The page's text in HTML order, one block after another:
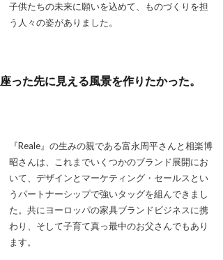
子供たちの未来に願いを込めて、ものづくりを担
う人々の姿がありました。
座った先に見える風景を作りたかった。
『Reale』の生みの親である富永周平さんと相楽博
昭さんは、これまでいくつかのブランド展開にお
いて、デザインとマーケティング・セールスとい
うパートナーシップで強いタッグを組んできまし
た。共にヨーロッパの家具ブランドビジネスに携
わり、そして子育て真っ最中のお父さんでもあり
ます。